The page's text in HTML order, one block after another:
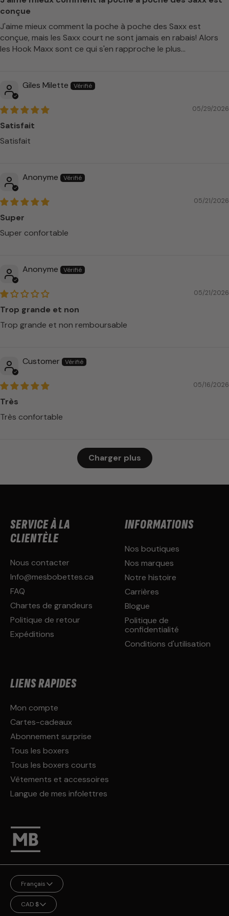
conçue
J'aime mieux comment la poche à poche des Saxx est
conçue, mais les Saxx court ne sont jamais en rabais! Alors
les Hook Maxx sont ce qui s'en rapproche le plus...
Giles Milette
05/29/2026
Satisfait
Satisfait
Anonyme
05/21/2026
Super
Super confortable
Anonyme
05/21/2026
Trop grande et non
Trop grande et non remboursable
Customer
05/16/2026
Très
Très confortable
Charger plus
SERVICE À LA
CLIENTÈLE
Nous contacter
Info@mesbobettes.ca
FAQ
Chartes de grandeurs
Politique de retour
Expéditions
INFORMATIONS
Nos boutiques
Nos marques
Notre histoire
Carrières
Blogue
Politique de
confidentialité
Conditions d'utilisation
LIENS RAPIDES
Mon compte
Cartes-cadeaux
Abonnement surprise
Tous les boxers
Tous les boxers courts
Vêtements et accessoires
Langue de mes infolettres
Langue
Français
Monnaie
CAD $